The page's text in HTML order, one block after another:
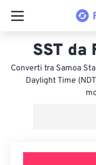
SST da
Converti tra Samoa
Daylight Time